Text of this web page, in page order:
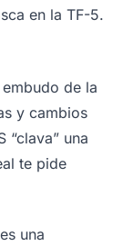
en la TF-5.
de la
y cambios
“clava” una
te pide
una